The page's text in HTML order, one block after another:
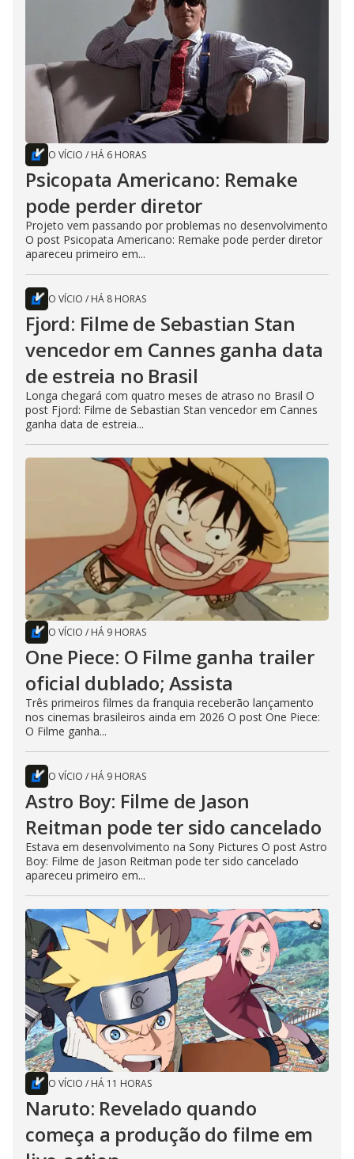
O VÍCIO / HÁ 6 HORAS
Psicopata Americano: Remake
pode perder diretor
Projeto vem passando por problemas no desenvolvimento
O post Psicopata Americano: Remake pode perder diretor
apareceu primeiro em...
O VÍCIO / HÁ 8 HORAS
Fjord: Filme de Sebastian Stan
vencedor em Cannes ganha data
de estreia no Brasil
Longa chegará com quatro meses de atraso no Brasil O
post Fjord: Filme de Sebastian Stan vencedor em Cannes
ganha data de estreia...
O VÍCIO / HÁ 9 HORAS
One Piece: O Filme ganha trailer
oficial dublado; Assista
Três primeiros filmes da franquia receberão lançamento
nos cinemas brasileiros ainda em 2026 O post One Piece:
O Filme ganha...
O VÍCIO / HÁ 9 HORAS
Astro Boy: Filme de Jason
Reitman pode ter sido cancelado
Estava em desenvolvimento na Sony Pictures O post Astro
Boy: Filme de Jason Reitman pode ter sido cancelado
apareceu primeiro em...
O VÍCIO / HÁ 11 HORAS
Naruto: Revelado quando
começa a produção do filme em